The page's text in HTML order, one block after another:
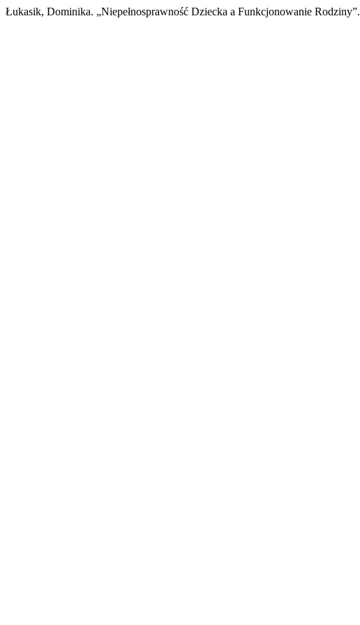
Łukasik, Dominika. „Niepełnosprawność Dziecka a Funkcjonowanie Rodziny”.